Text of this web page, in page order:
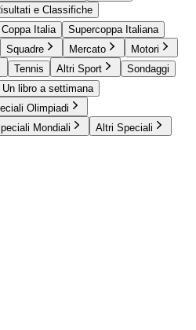
e Classifiche
Coppa Italia
Supercoppa Italiana
Squadre Mercato
Motori
Tennis Altri Sport
Sondaggi
Un libro a settimana
Olimpiadi
Mondiali Altri Speciali